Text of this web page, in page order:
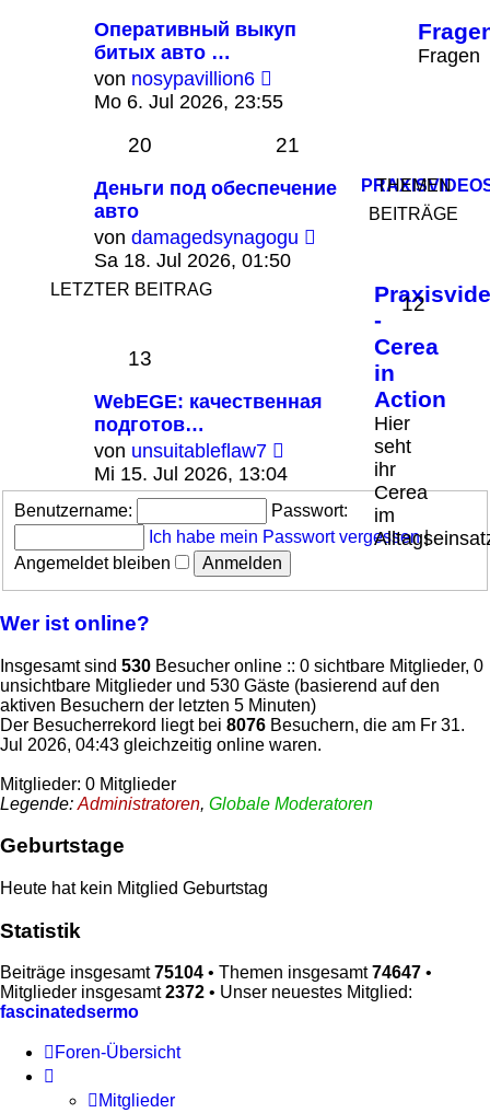
Оперативный выкуп
битых авто …
von nosypavillion6
Beitrag
Mo 6. Jul 2026, 23:55
Fragen
20 21
Деньги под обеспечение
авто
von damagedsynagogu
Sa 18. Jul 2026, 01:50
THEMEN
BEITRÄGE
LETZTER BEITRAG
-
Cerea
in
Action
Hier
seht
ihr
Cerea
im
12
13
WebEGE: качественная
подготов…
von unsuitableflaw7
Beitrag
Mi 15. Jul 2026, 13:04
Benutzername:
Passwort:
Ich habe mein Passwort vergessen |
Angemeldet bleiben
Wer ist online?
Insgesamt sind 530 Besucher online :: 0 sichtbare Mitglieder, 0
unsichtbare Mitglieder und 530 Gäste (basierend auf den
aktiven Besuchern der letzten 5 Minuten)
Der Besucherrekord liegt bei 8076 Besuchern, die am Fr 31.
Jul 2026, 04:43 gleichzeitig online waren.
Mitglieder: 0 Mitglieder
Legende: Administratoren, Globale Moderatoren
Geburtstage
Heute hat kein Mitglied Geburtstag
Statistik
Beiträge insgesamt75104 • Themen insgesamt74647 •
Mitglieder insgesamt2372 • Unser neuestes Mitglied:
fascinatedsermo
Foren-Übersicht
Mitglieder